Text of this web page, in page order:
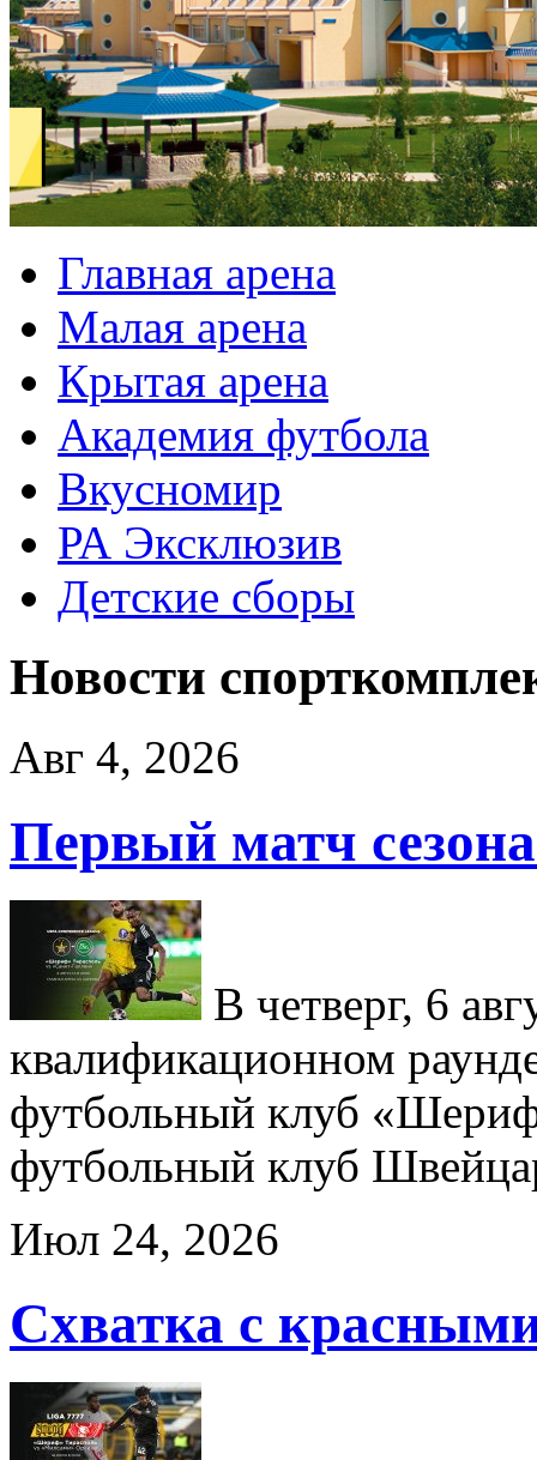
Главная арена
Малая арена
Крытая арена
Академия футбола
Вкусномир
РА Эксклюзив
Детские сборы
Новости
Авг 4, 2026
Первый матч
В четверг, 6
квалификационном
футбольный клуб
футбольный клуб
Июл 24, 2026
Схватка с